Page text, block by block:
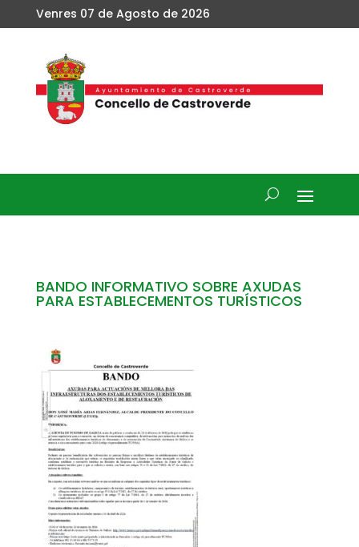
Venres 07 de Agosto de 2026
BANDO INFORMATIVO SOBRE AXUDAS
PARA ESTABLECEMENTOS TURÍSTICOS